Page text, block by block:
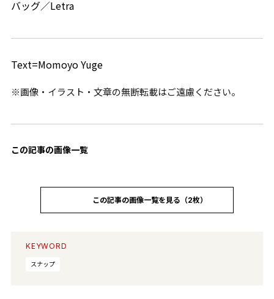
バッグ／Letra
Text=Momoyo Yuge
※画像・イラスト・文章の無断転載はご遠慮ください。
この記事の画像一覧
この記事の画像一覧を見る（2枚）
KEYWORD
スナップ